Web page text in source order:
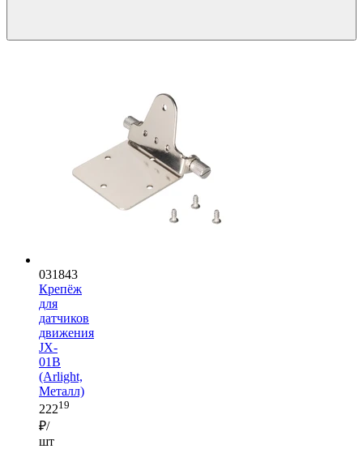
031843
Крепёж
для
датчиков
движения
JX-
01B
(Arlight,
Металл)
22219
₽/
шт